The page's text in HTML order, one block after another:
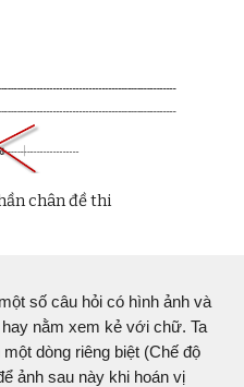
chân đề thi
số câu hỏi có hình ảnh và
nằm xem kẻ với chữ. Ta
dòng riêng biệt (Chế độ
ảnh sau này khi hoán vị